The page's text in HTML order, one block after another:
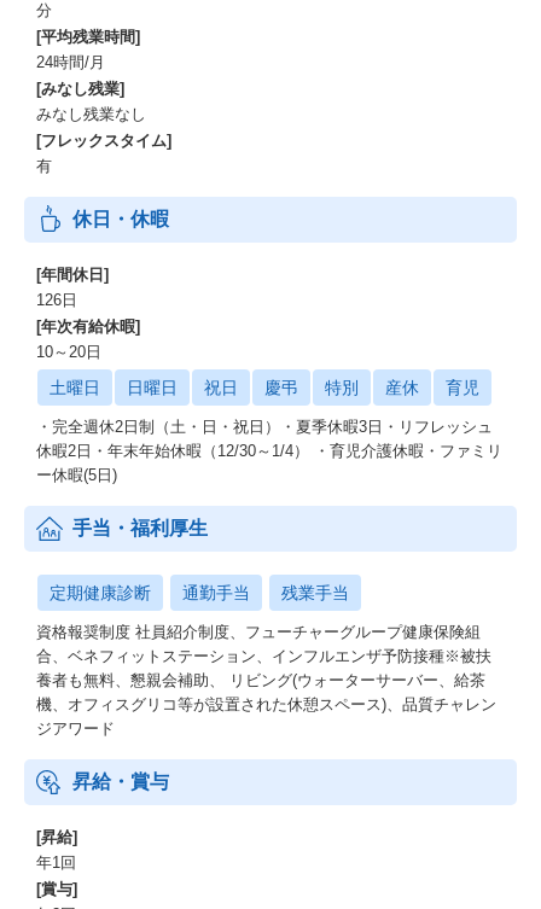
分
[平均残業時間]
24時間/月
[みなし残業]
みなし残業なし
[フレックスタイム]
有
休日・休暇
[年間休日]
126日
[年次有給休暇]
10～20日
土曜日 日曜日 祝日 慶弔 特別 産休 育児
・完全週休2日制（土・日・祝日）・夏季休暇3日・リフレッシュ
休暇2日・年末年始休暇（12/30～1/4） ・育児介護休暇・ファミリ
ー休暇(5日)
手当・福利厚生
定期健康診断 通勤手当 残業手当
資格報奨制度 社員紹介制度、フューチャーグループ健康保険組
合、ベネフィットステーション、インフルエンザ予防接種※被扶
養者も無料、懇親会補助、 リビング(ウォーターサーバー、給茶
機、オフィスグリコ等が設置された休憩スペース)、品質チャレン
ジアワード
昇給・賞与
[昇給]
年1回
[賞与]